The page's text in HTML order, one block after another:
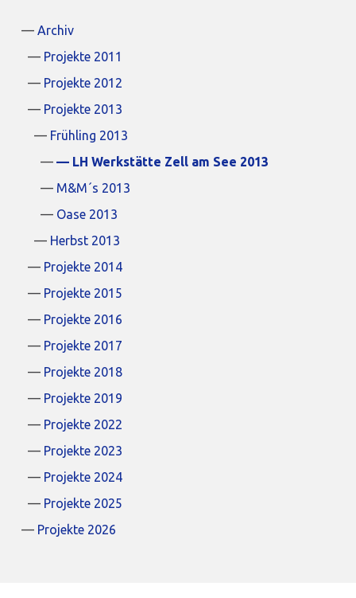
Archiv
Projekte 2011
Projekte 2012
Projekte 2013
Frühling 2013
LH Werkstätte Zell am See 2013
M&M´s 2013
Oase 2013
Herbst 2013
Projekte 2014
Projekte 2015
Projekte 2016
Projekte 2017
Projekte 2018
Projekte 2019
Projekte 2022
Projekte 2023
Projekte 2024
Projekte 2025
Projekte 2026